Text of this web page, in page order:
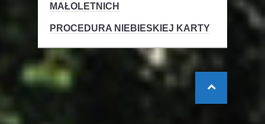
MAŁOLETNICH
PROCEDURA NIEBIESKIEJ KARTY